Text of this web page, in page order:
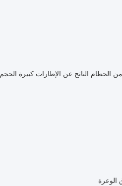
الناتج عن الإطارات كبيرة الحجم.